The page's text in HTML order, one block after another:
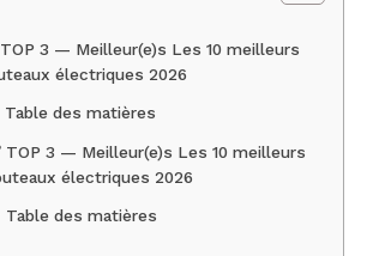
3 — Meilleur(e)s Les 10 meilleurs
électriques 2026
Table des matières
TOP 3 — Meilleur(e)s Les 10 meilleurs
électriques 2026
Table des matières